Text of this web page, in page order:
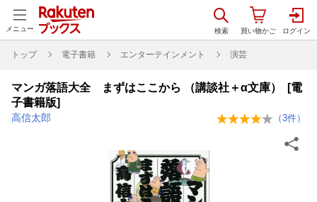
メニュー
トップ 電子書籍 エンターテインメント 演芸
マンガ落語大全 まずはここから （講談社＋α文庫） [電
子書籍版]
高信太郎 （3件）